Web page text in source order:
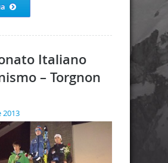
Italiano
– Torgnon
2013